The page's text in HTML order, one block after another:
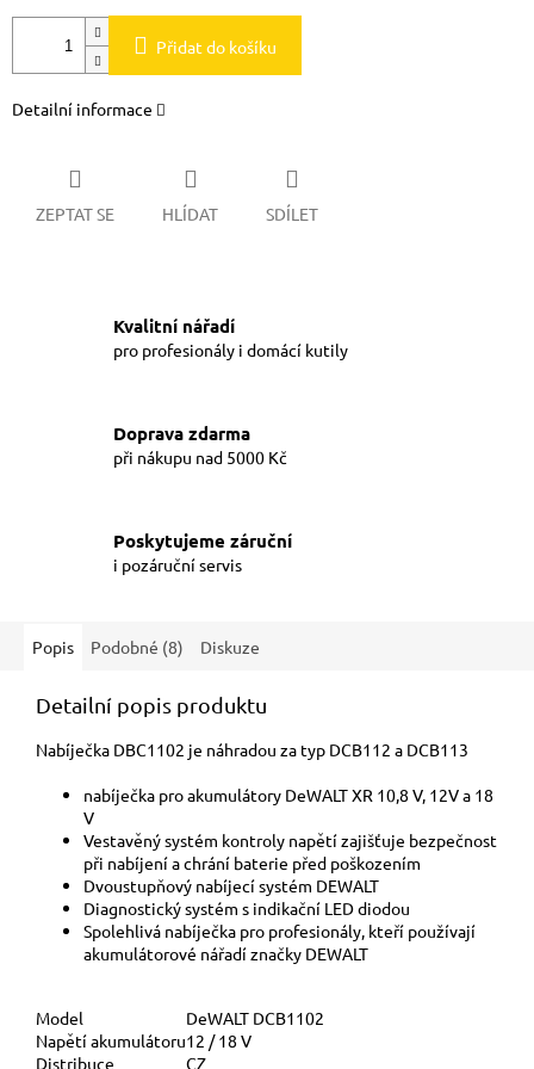
Přidat do košíku
Detailní informace
ZEPTAT SE HLÍDAT SDÍLET
Kvalitní nářadí
pro profesionály i domácí kutily
Doprava zdarma
při nákupu nad 5000 Kč
Poskytujeme záruční
i pozáruční servis
Popis Podobné (8) Diskuze
Detailní popis produktu
Nabíječka DBC1102 je náhradou za typ DCB112 a DCB113
nabíječka pro akumulátory DeWALT XR 10,8 V, 12V a 18
V
Vestavěný systém kontroly napětí zajišťuje bezpečnost
při nabíjení a chrání baterie před poškozením
Dvoustupňový nabíjecí systém DEWALT
Diagnostický systém s indikační LED diodou
Spolehlivá nabíječka pro profesionály, kteří používají
akumulátorové nářadí značky DEWALT
Model
DeWALT DCB1102
Napětí akumulátoru12 / 18 V
Distribuce
CZ